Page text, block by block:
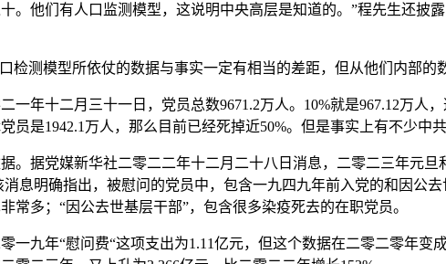
。他们有人口监测模型，这说明中央高层是知道的。”程先生还
检测模型所依仗的数据与事实一定有相当的差距，但从他们内部的
一年十二月三十一日，党员总数9671.2万人。10%就是967.12万
员是1942.1万人，那么目前已经死掉近50%。但是事实上有不少中
。据党媒新华社二零二二年十二月二十八日消息，二零二三年元
消息明确指出，被慰问的党员中，包含一九四九年前入党的和因公
常多；“因公去世基层干部”，包含很多染疫死去的在职党员。
一九年“慰问费“这项支出为1.11亿元，但这个数据在二零二零年变